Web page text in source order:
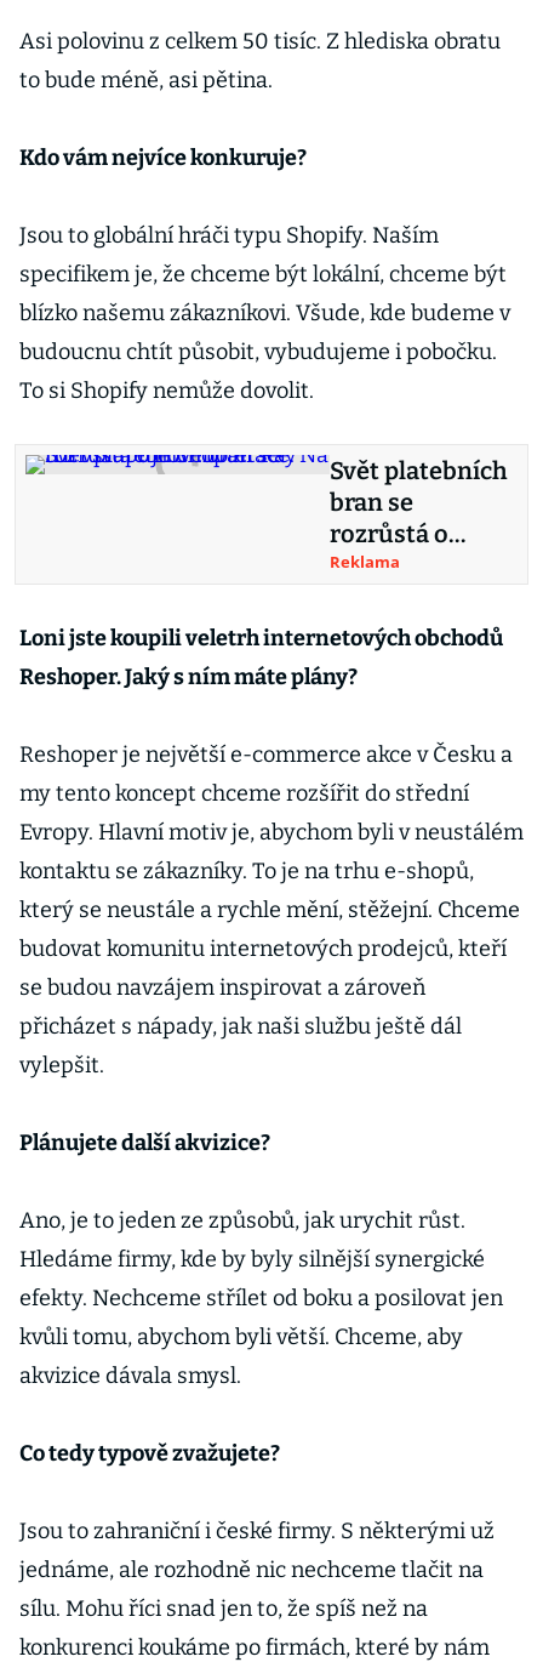
Asi polovinu z celkem 50 tisíc. Z hlediska obratu
to bude méně, asi pětina.
Kdo vám nejvíce konkuruje?
Jsou to globální hráči typu Shopify. Naším
specifikem je, že chceme být lokální, chceme být
blízko našemu zákazníkovi. Všude, kde budeme v
budoucnu chtít působit, vybudujeme i pobočku.
To si Shopify nemůže dovolit.
Svět platebních
bran se
rozrůstá o
nového hráče.
Shoptet Pay
Reklama
Loni jste koupili veletrh internetových obchodů
Reshoper. Jaký s ním máte plány?
Reshoper je největší e-commerce akce v Česku a
my tento koncept chceme rozšířit do střední
Evropy. Hlavní motiv je, abychom byli v neustálém
kontaktu se zákazníky. To je na trhu e-shopů,
který se neustále a rychle mění, stěžejní. Chceme
budovat komunitu internetových prodejců, kteří
se budou navzájem inspirovat a zároveň
přicházet s nápady, jak naši službu ještě dál
vylepšit.
Plánujete další akvizice?
Ano, je to jeden ze způsobů, jak urychit růst.
Hledáme firmy, kde by byly silnější synergické
efekty. Nechceme střílet od boku a posilovat jen
kvůli tomu, abychom byli větší. Chceme, aby
akvizice dávala smysl.
Co tedy typově zvažujete?
Jsou to zahraniční i české firmy. S některými už
jednáme, ale rozhodně nic nechceme tlačit na
sílu. Mohu říci snad jen to, že spíš než na
konkurenci koukáme po firmách, které by nám